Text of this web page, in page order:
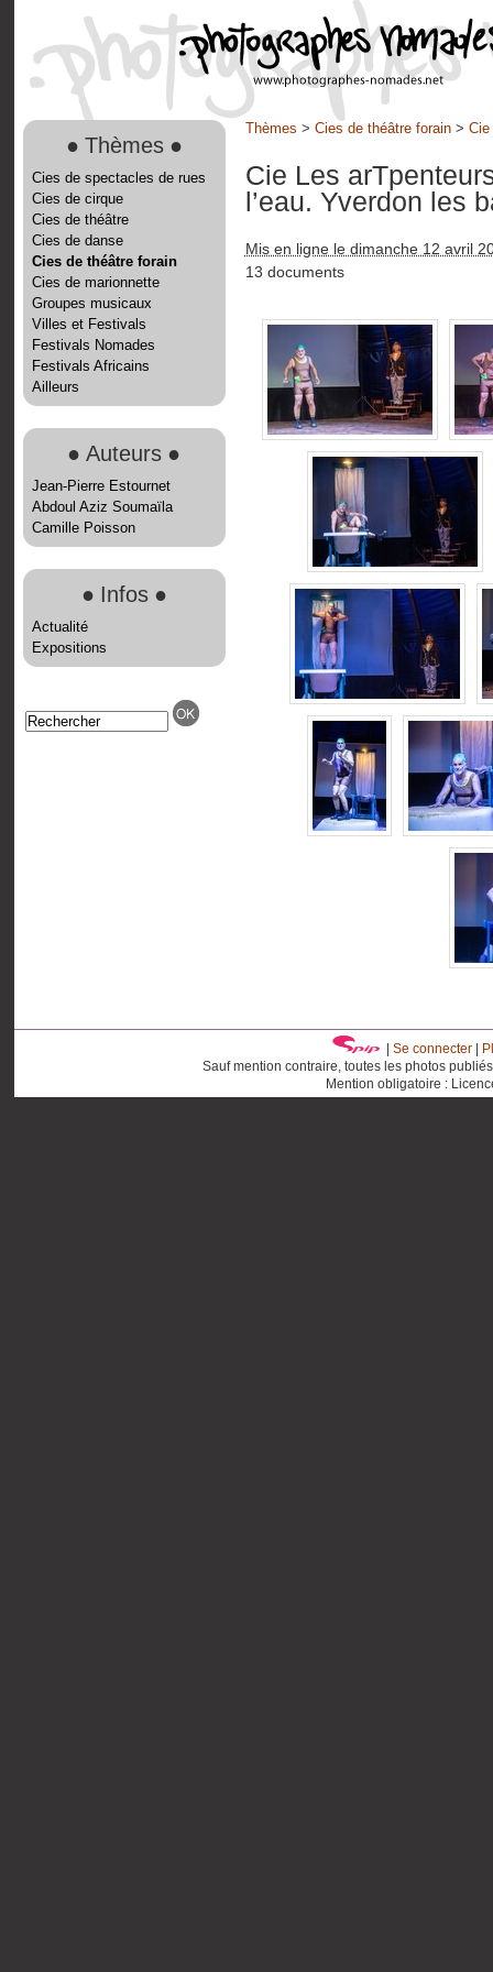
● Thèmes ●
Cies de spectacles de rues
Cies de cirque
Cies de théâtre
Cies de danse
Cies de théâtre forain
Cies de marionnette
Groupes musicaux
Villes et Festivals
Festivals Nomades
Festivals Africains
Ailleurs
● Auteurs ●
Jean-Pierre Estournet
Abdoul Aziz Soumaïla
Camille Poisson
● Infos ●
Actualité
Expositions
Thèmes > Cies de théâtre forain> Cie
Cie Les
l’eau. Yverdon les
Mis en ligne le dimanche 12 avril
13 documents
Se connecter|
Sauf mention contraire, toutes les photos
Mention obligatoire :